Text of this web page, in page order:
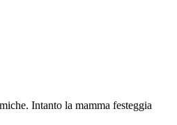
Intanto la mamma festeggia